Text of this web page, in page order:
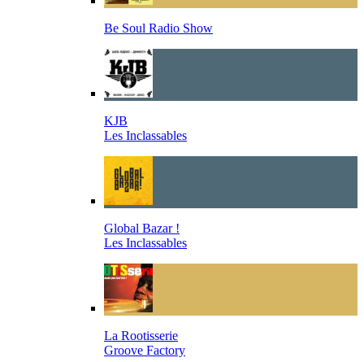
Be Soul Radio Show
KJB
Les Inclassables
Global Bazar !
Les Inclassables
La Rootisserie
Groove Factory